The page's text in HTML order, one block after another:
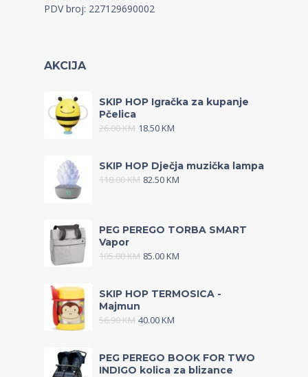
PDV broj: 227129690002
AKCIJA
SKIP HOP Igračka za kupanje
Pčelica
26.00KM 18.50KM
SKIP HOP Dječja muzička lampa
118.00KM 82.50KM
PEG PEREGO TORBA SMART
Vapor
105.00KM 85.00KM
SKIP HOP TERMOSICA -
Majmun
56.90KM 40.00KM
PEG PEREGO BOOK FOR TWO
INDIGO kolica za blizance